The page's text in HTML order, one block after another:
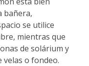
bañera,
se utilice
mientras que
de solárium y
velas o fondeo.